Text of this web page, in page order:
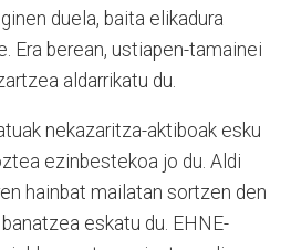
duela, baita elikadura
Era berean, ustiapen-tamainei
aldarrikatu du.
nekazaritza-aktiboak esku
ezinbestekoa jo du. Aldi
hainbat mailatan sortzen den
eskatu du. EHNE-